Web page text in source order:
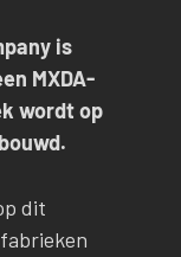
is
MXDA-
wordt op
dit